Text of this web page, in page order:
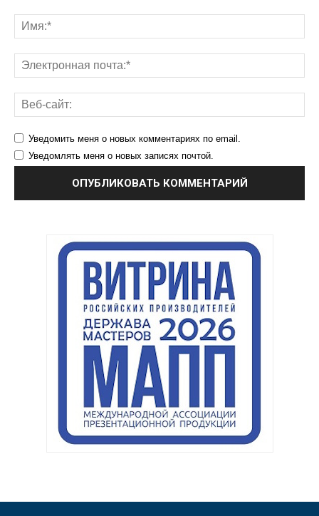
Уведомить меня о новых комментариях по email.
Уведомлять меня о новых записях почтой.